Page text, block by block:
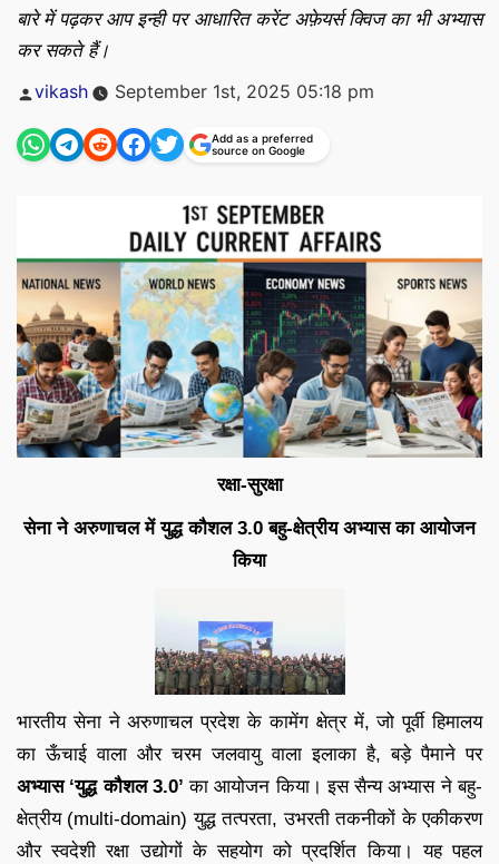
बारे में पढ़कर आप इन्ही पर आधारित करेंट अफ़ेयर्स क्विज का भी अभ्यास
कर सकते हैं।
Posted
vikash September 1st, 2025 05:18 pm
Add as a preferred
source on Google
रक्षा-सुरक्षा
सेना ने अरुणाचल में युद्ध कौशल 3.0 बहु-क्षेत्रीय अभ्यास का आयोजन
किया
भारतीय सेना ने अरुणाचल प्रदेश के कामेंग क्षेत्र में, जो पूर्वी हिमालय
का ऊँचाई वाला और चरम जलवायु वाला इलाका है, बड़े पैमाने पर
अभ्यास ‘युद्ध कौशल 3.0’ का आयोजन किया। इस सैन्य अभ्यास ने बहु-
क्षेत्रीय (multi-domain) युद्ध तत्परता, उभरती तकनीकों के एकीकरण
और स्वदेशी रक्षा उद्योगों के सहयोग को प्रदर्शित किया। यह पहल